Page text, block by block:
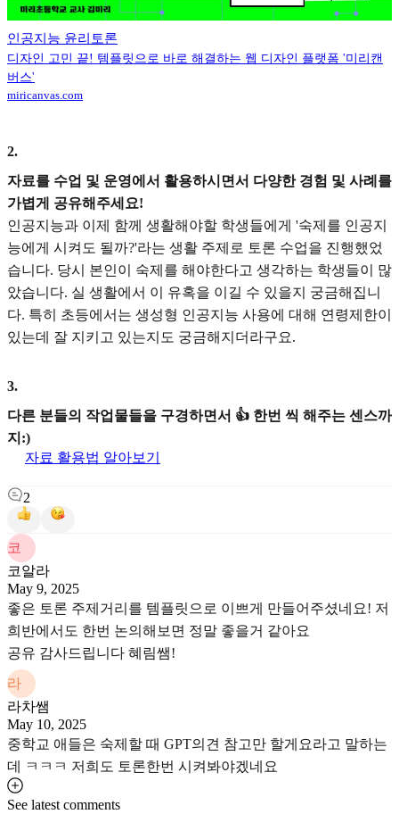
인공지능 윤리토론
디자인 고민 끝! 템플릿으로 바로 해결하는 웹 디자인 플랫폼 '미리캔
버스'
miricanvas.com
2.
자료를 수업 및 운영에서 활용하시면서 다양한 경험 및 사례를
가볍게 공유해주세요!
인공지능과 이제 함께 생활해야할 학생들에게 '숙제를 인공지
능에게 시켜도 될까?'라는 생활 주제로 토론 수업을 진행했었
습니다. 당시 본인이 숙제를 해야한다고 생각하는 학생들이 많
았습니다. 실 생활에서 이 유혹을 이길 수 있을지 궁금해집니
다. 특히 초등에서는 생성형 인공지능 사용에 대해 연령제한이
있는데 잘 지키고 있는지도 궁금해지더라구요.
3.
다른 분들의 작업물들을 구경하면서 👍 한번 씩 해주는 센스까
지:)
자료 활용법 알아보기
2
코
코알라
May 9, 2025
좋은 토론 주제거리를 템플릿으로 이쁘게 만들어주셨네요! 저
희반에서도 한번 논의해보면 정말 좋을거 같아요
공유 감사드립니다 혜림쌤!
라
라차쌤
May 10, 2025
중학교 애들은 숙제할 때 GPT의견 참고만 할게요라고 말하는
데 ㅋㅋㅋ 저희도 토론한번 시켜봐야겠네요
See latest comments